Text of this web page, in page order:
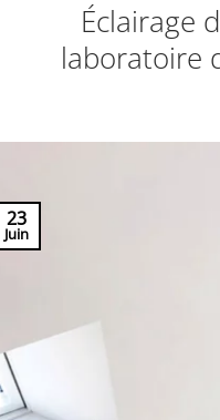
Éclairage
laboratoire
23
Juin